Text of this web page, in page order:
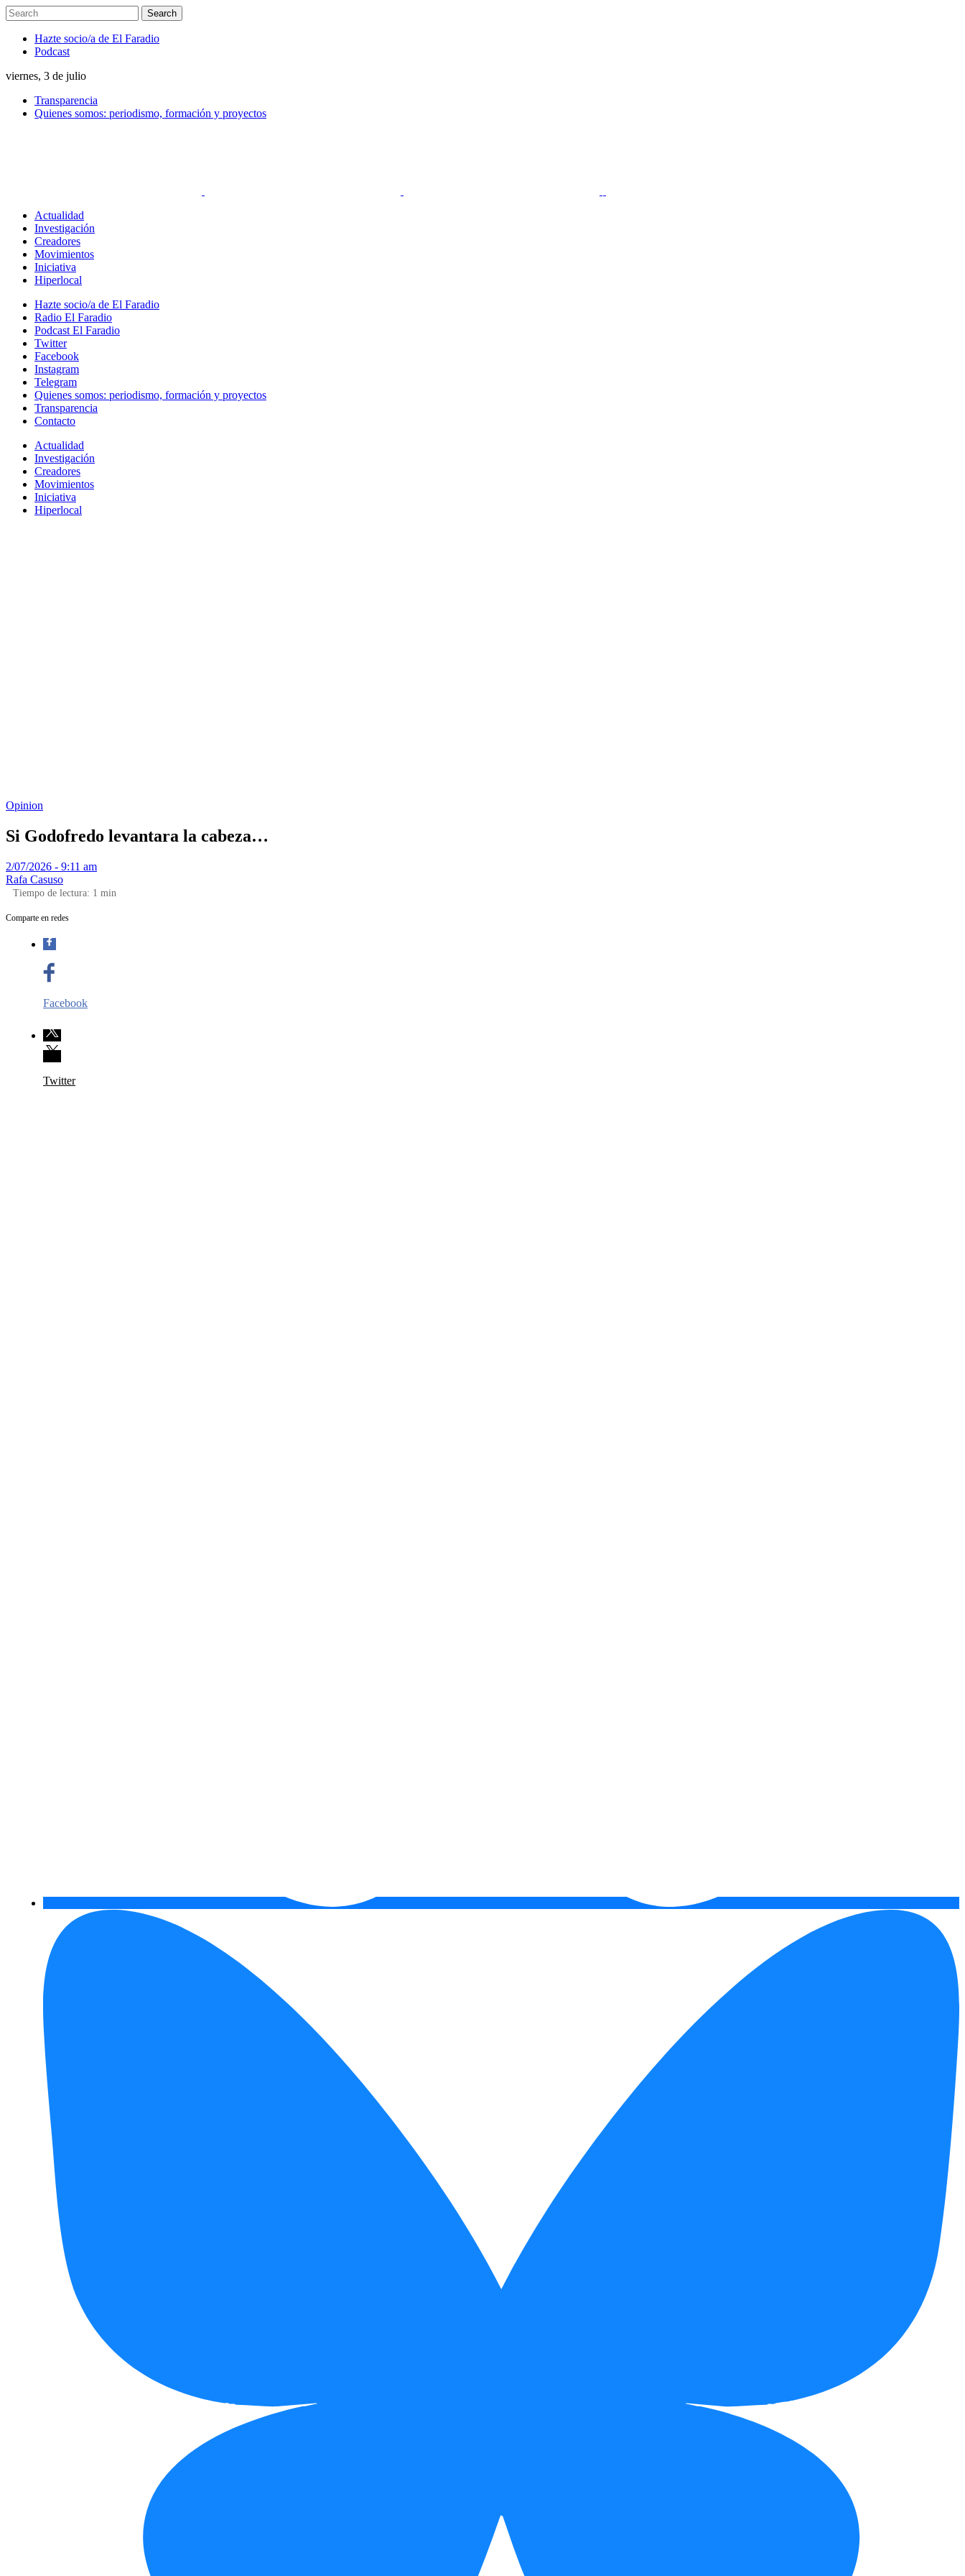
Hazte socio/a de El Faradio
Podcast
viernes, 3 de julio
Transparencia
Quienes somos: periodismo, formación y proyectos
Actualidad
Investigación
Creadores
Movimientos
Iniciativa
Hiperlocal
Hazte socio/a de El Faradio
Radio El Faradio
Podcast El Faradio
Twitter
Facebook
Instagram
Telegram
Quienes somos: periodismo, formación y proyectos
Transparencia
Contacto
Actualidad
Investigación
Creadores
Movimientos
Iniciativa
Hiperlocal
Opinion
Si Godofredo levantara la cabeza…
2/07/2026 - 9:11 am
Rafa Casuso
Tiempo de lectura: 1 min
Comparte en redes
Facebook
Twitter